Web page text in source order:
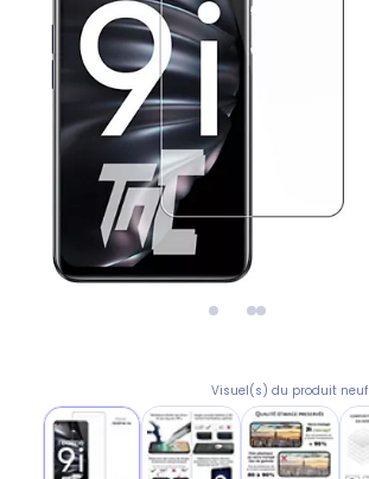
Visuel(s) du produit neuf